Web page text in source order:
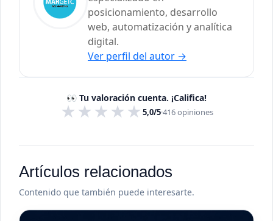
posicionamiento, desarrollo
web, automatización y analítica
digital.
Ver perfil del autor →
👀 Tu valoración cuenta. ¡Califica!
★
★
★
★
★ 5,0/5·416opiniones
Artículos relacionados
Contenido que también puede interesarte.